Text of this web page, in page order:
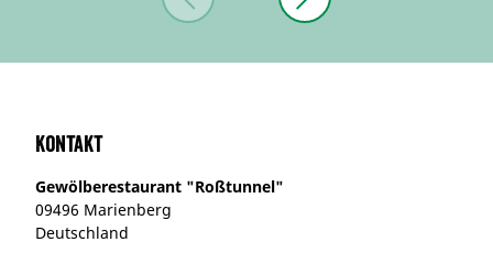
Kontakt
Gewölberestaurant "Roßtunnel"
09496 Marienberg
Deutschland